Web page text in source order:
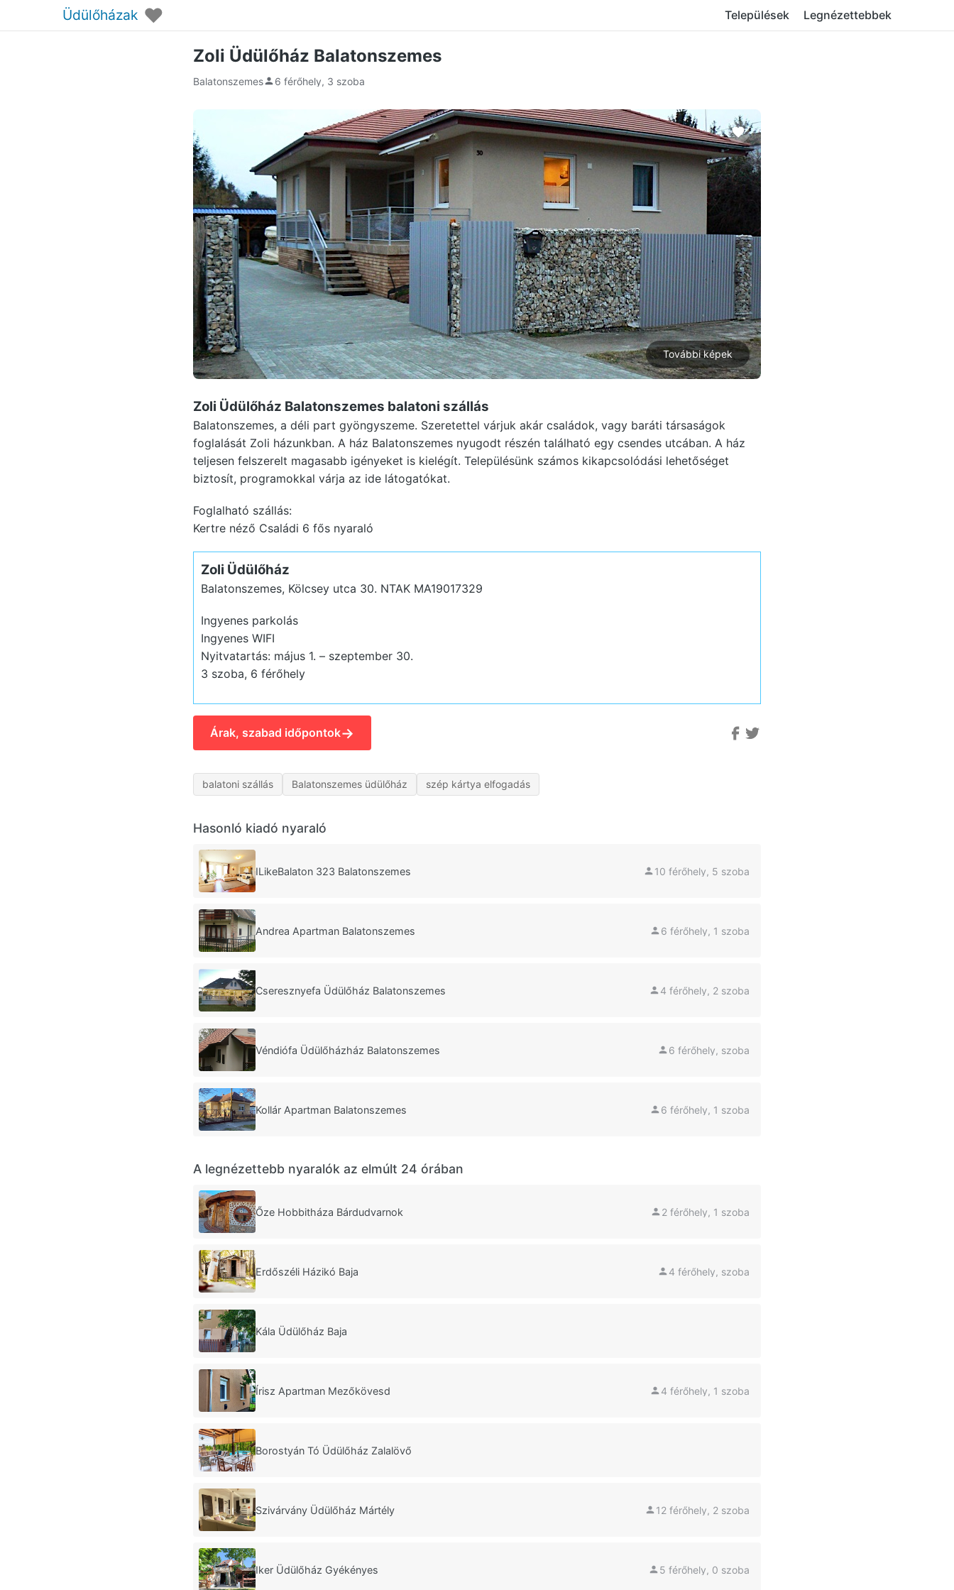
Üdülőházak ♥ Települések Legnézettebbek
Zoli Üdülőház Balatonszemes
Balatonszemes 6 férőhely, 3 szoba
További képek
Zoli Üdülőház Balatonszemes balatoni szállás
Balatonszemes, a déli part gyöngyszeme. Szeretettel várjuk akár családok, vagy baráti társaságok
foglalását Zoli házunkban. A ház Balatonszemes nyugodt részén található egy csendes utcában. A ház
teljesen felszerelt magasabb igényeket is kielégít. Településünk számos kikapcsolódási lehetőséget
biztosít, programokkal várja az ide látogatókat.
Foglalható szállás:
Kertre néző Családi 6 fős nyaraló
Zoli Üdülőház
Balatonszemes, Kölcsey utca 30. NTAK MA19017329
Ingyenes parkolás
Ingyenes WIFI
Nyitvatartás: május 1. – szeptember 30.
3 szoba, 6 férőhely
Árak, szabad időpontok→
balatoni szállás Balatonszemes üdülőház szép kártya elfogadás
Hasonló kiadó nyaraló
ILikeBalaton 323 Balatonszemes 10 férőhely, 5 szoba
Andrea Apartman Balatonszemes 6 férőhely, 1 szoba
Cseresznyefa Üdülőház Balatonszemes 4 férőhely, 2 szoba
Véndiófa Üdülőházház Balatonszemes 6 férőhely, szoba
Kollár Apartman Balatonszemes 6 férőhely, 1 szoba
A legnézettebb nyaralók az elmúlt 24 órában
Őze Hobbitháza Bárdudvarnok 2 férőhely, 1 szoba
Erdőszéli Házikó Baja 4 férőhely, szoba
Kála Üdülőház Baja
Írisz Apartman Mezőkövesd 4 férőhely, 1 szoba
Borostyán Tó Üdülőház Zalalövő
Szivárvány Üdülőház Mártély 12 férőhely, 2 szoba
Iker Üdülőház Gyékényes 5 férőhely, 0 szoba